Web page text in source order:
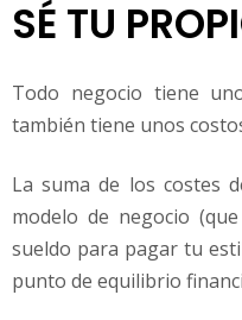
SÉ TU
Todo negocio tiene
también tiene unos
La suma de los costes
modelo de negocio
sueldo para pagar tu
punto de equilibrio